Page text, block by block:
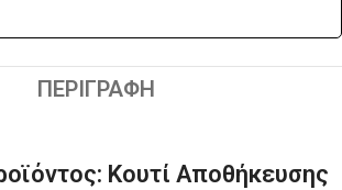
ΠΕΡΙΓΡΑΦΉ
Κουτί Αποθήκευσης